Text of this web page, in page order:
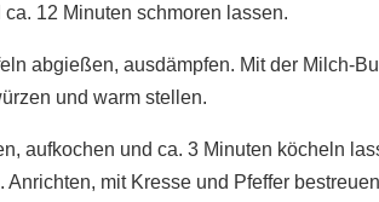
12 Minuten schmoren lassen.
abgießen, ausdämpfen. Mit der Milch-
und warm stellen.
aufkochen und ca. 3 Minuten köcheln
mit Kresse und Pfeffer